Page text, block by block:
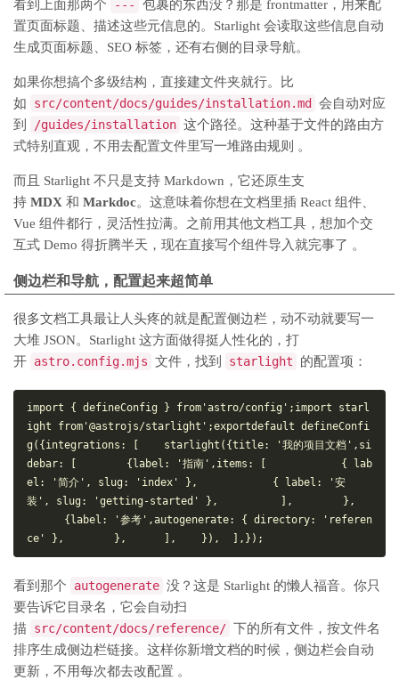
看到上面那两个 ---
包裹的东西没？那是 frontmatter，用来配
置页面标题、描述这些元信息的。Starlight 会读取这些信息自动
生成页面标题、SEO 标签，还有右侧的目录导航。
如果你想搞个多级结构，直接建文件夹就行。比
如
src/content/docs/guides/installation.md
会自动对应
到
/guides/installation 这个路径。这种基于文件的路由方
式特别直观，不用去配置文件里写一堆路由规则 。
而且 Starlight 不只是支持 Markdown，它还原生支
持 MDX 和 Markdoc。这意味着你想在文档里插 React 组件、
Vue 组件都行，灵活性拉满。之前用其他文档工具，想加个交
互式 Demo 得折腾半天，现在直接写个组件导入就完事了 。
侧边栏和导航，配置起来超简单
很多文档工具最让人头疼的就是配置侧边栏，动不动就要写一
大堆 JSON。Starlight 这方面做得挺人性化的，打
开 astro.config.mjs 文件，找到 starlight 的配置项：
import { defineConfig } from 'astro/config' ; import starl
ight from '@astrojs/starlight' ;exportdefault defineConfi
g({ integrations : [ starlight({title: '我的项目文档' , si
debar: [ { label : '指南' , items : [ {
lab
el : '简介' , slug : 'index' }, { label :
'安
装' , slug : 'getting-started' }, ],
},
{ label : '参考' ,autogenerate: { directory:
'referen
ce'
}, }, ], }), ], });
看到那个 autogenerate 没？这是 Starlight 的懒人福音。你只
要告诉它目录名，它会自动扫
描
src/content/docs/reference/ 下的所有文件，按文件名
排序生成侧边栏链接。这样你新增文档的时候，侧边栏会自动
更新，不用每次都去改配置 。